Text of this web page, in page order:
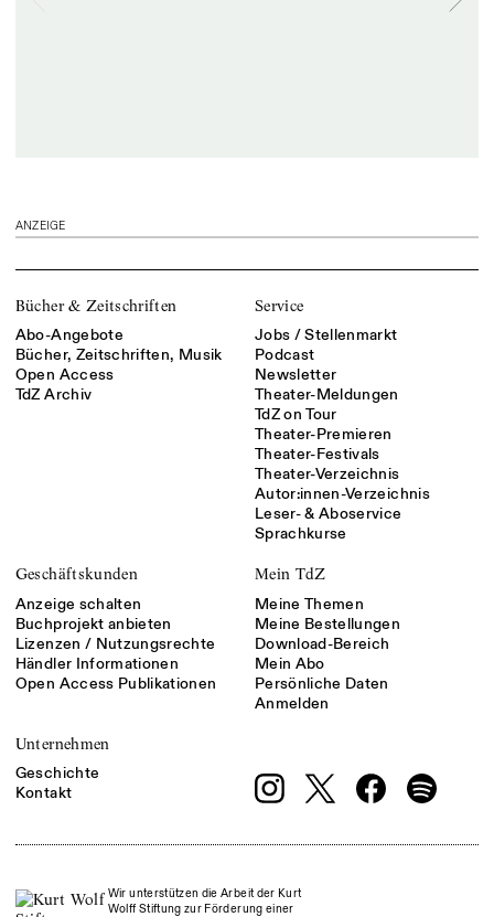
ANZEIGE
Bücher & Zeitschriften
Abo-Angebote
Bücher, Zeitschriften, Musik
Open Access
TdZ Archiv
Service
Jobs / Stellenmarkt
Podcast
Newsletter
Theater-Meldungen
TdZ on Tour
Theater-Premieren
Theater-Festivals
Theater-Verzeichnis
Autor:innen-Verzeichnis
Leser- & Aboservice
Sprachkurse
Geschäftskunden
Anzeige schalten
Buchprojekt anbieten
Lizenzen / Nutzungsrechte
Händler Informationen
Open Access Publikationen
Mein TdZ
Meine Themen
Meine Bestellungen
Download-Bereich
Mein Abo
Persönliche Daten
Anmelden
Unternehmen
Geschichte
Kontakt
Wir unterstützen die Arbeit der Kurt
Wolff Stiftung zur Förderung einer